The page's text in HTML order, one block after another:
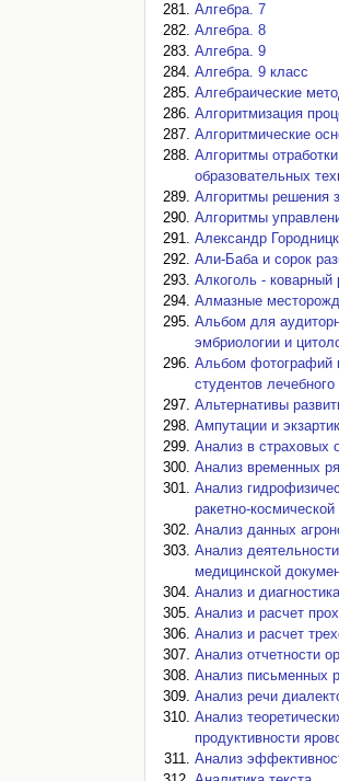
Алгебра. 7
Алгебра. 8
Алгебра. 9
Алгебра. 9 класс
Алгебраические
Алгоритмизация
Алгоритмические
Алгоритмы
образовательных
Алгоритмы решения
Алгоритмы
Александр
Али-Баба и сорок
Алкоголь - коварный
Алмазные
Альбом для
эмбриологии и
Альбом фотографий
студентов
Альтернативы
Ампутации и
Анализ в страховых
Анализ временных
Анализ
ракетно-космической
Анализ данных
Анализ
медицинской
Анализ и
Анализ и расчет
Анализ и расчет
Анализ отчетности
Анализ письменных
Анализ речи
Анализ
продуктивности
Анализ